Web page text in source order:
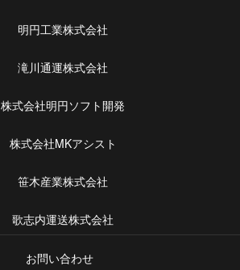
明円工業株式会社
滝川通運株式会社
株式会社明円ソフト開発
株式会社MKアシスト
笹木産業株式会社
歌志内運送株式会社
お問い合わせ